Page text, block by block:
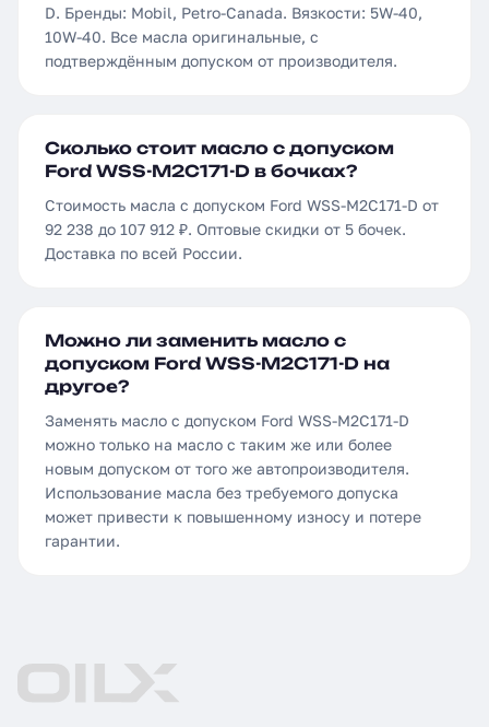
D. Бренды: Mobil, Petro-Canada. Вязкости: 5W-40,
10W-40. Все масла оригинальные, с
подтверждённым допуском от производителя.
Сколько стоит масло с допуском
Ford WSS-M2C171-D в бочках?
Стоимость масла с допуском Ford WSS-M2C171-D от
92 238 до 107 912 ₽. Оптовые скидки от 5 бочек.
Доставка по всей России.
Можно ли заменить масло с
допуском Ford WSS-M2C171-D на
другое?
Заменять масло с допуском Ford WSS-M2C171-D
можно только на масло с таким же или более
новым допуском от того же автопроизводителя.
Использование масла без требуемого допуска
может привести к повышенному износу и потере
гарантии.